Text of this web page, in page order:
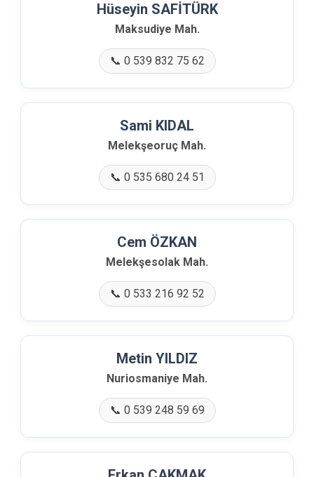
Hüseyin SAFİTÜRK
Maksudiye Mah.
📞 0 539 832 75 62
Sami KIDAL
Melekşeoruç Mah.
📞 0 535 680 24 51
Cem ÖZKAN
Melekşesolak Mah.
📞 0 533 216 92 52
Metin YILDIZ
Nuriosmaniye Mah.
📞 0 539 248 59 69